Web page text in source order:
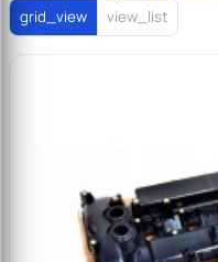
grid_view view_list